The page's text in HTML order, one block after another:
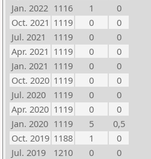
Jan. 2022 1116 1
0
Oct. 2021 1119 0
0
Jul. 2021
1119 0
0
Apr. 2021 1119 0
0
Jan. 2021 1119 0
0
Oct. 2020 1119 0
0
Jul. 2020
1119 0
0
Apr. 2020 1119 0
0
Jan. 2020 1119 5
0,5
Oct. 2019 1188 1
0
Jul. 2019
1210 0
0